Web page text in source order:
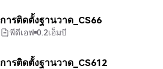
การติดตั้งฐานวาด_CS66
พีดีเอฟ 0.2เอ็มบี
การติดตั้งฐานวาด_CS612